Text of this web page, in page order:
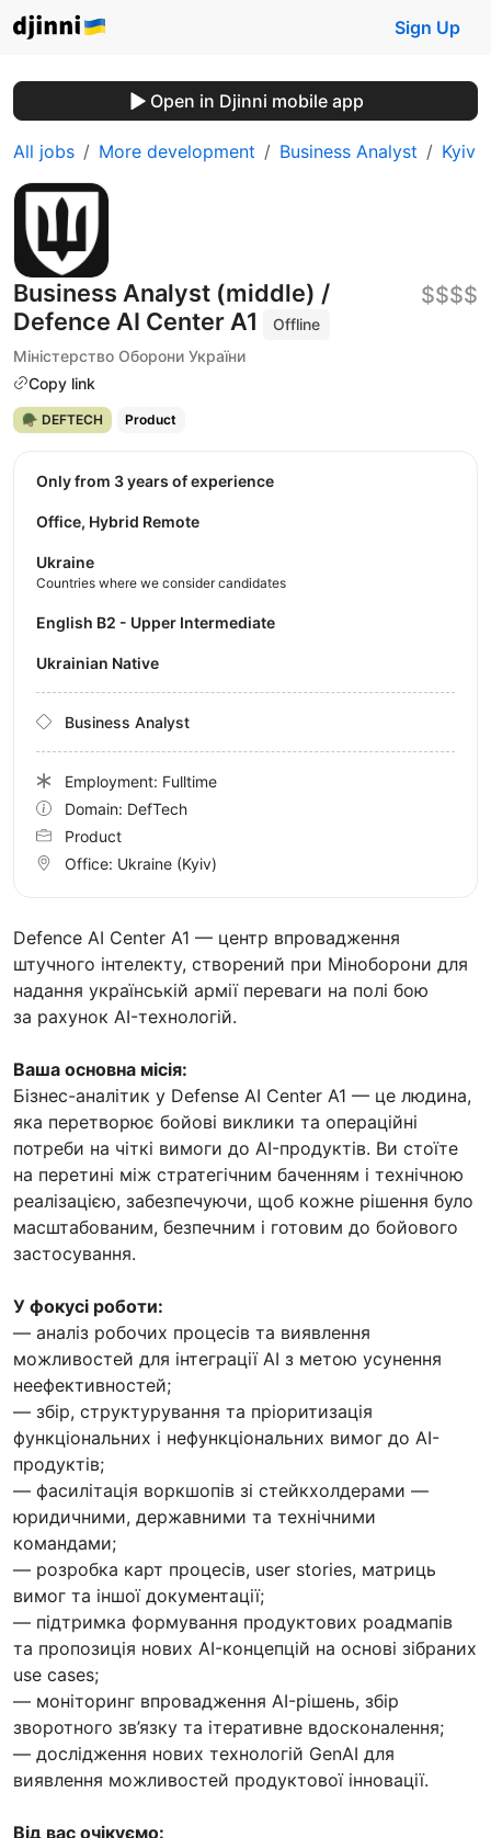
Sign Up
Open in Djinni mobile app
All jobs More development Business Analyst Kyiv
Business Analyst (middle) /
Defence AI Center A1
Offline
Міністерство Оборони України
Copy link
$$$$
🪖 DEFTECH Product
Defence AI Center A1 — центр впровадження
штучного інтелекту, створений при Міноборони для
надання українській армії переваги на полі бою
за рахунок AI-технологій.
Ваша основна місія:
Бізнес-аналітик у Defense AI Center A1 — це людина,
яка перетворює бойові виклики та операційні
потреби на чіткі вимоги до AI-продуктів. Ви стоїте
на перетині між стратегічним баченням і технічною
реалізацією, забезпечуючи, щоб кожне рішення було
масштабованим, безпечним і готовим до бойового
застосування.
У фокусі роботи:
— аналіз робочих процесів та виявлення
можливостей для інтеграції AI з метою усунення
неефективностей;
— збір, структурування та пріоритизація
функціональних і нефункціональних вимог до AI-
продуктів;
— фасилітація воркшопів зі стейкхолдерами —
юридичними, державними та технічними
командами;
— розробка карт процесів, user stories, матриць
вимог та іншої документації;
— підтримка формування продуктових роадмапів
та пропозиція нових AI-концепцій на основі зібраних
use cases;
— моніторинг впровадження AI-рішень, збір
зворотного зв’язку та ітеративне вдосконалення;
— дослідження нових технологій GenAI для
виявлення можливостей продуктової інновації.
Від вас очікуємо:
Only from 3 years of experience
Office, Hybrid Remote
Ukraine
Countries where we consider candidates
English B2 - Upper Intermediate
Ukrainian Native
Business Analyst
Employment: Fulltime
Domain: DefTech
Product
Office: Ukraine (Kyiv)